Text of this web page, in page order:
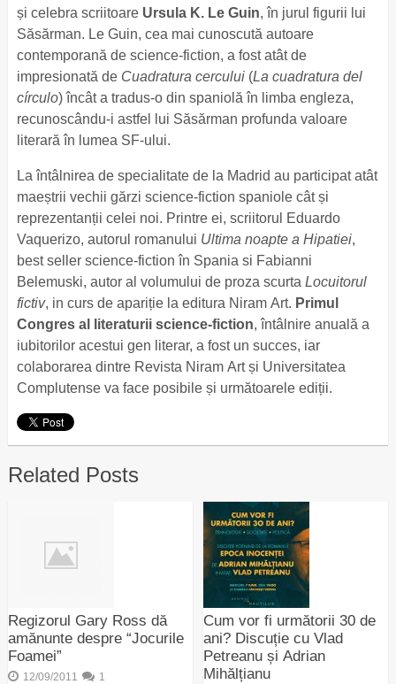
și celebra scriitoare Ursula K. Le Guin, în jurul figurii lui
Săsărman. Le Guin, cea mai cunoscută autoare
contemporană de science-fiction, a fost atât de
impresionată de Cuadratura cercului(La cuadratura del
círculo) încât a tradus-o din spaniolă în limba engleza,
recunoscându-i astfel lui Săsărman profunda valoare
literară în lumea SF-ului.
La întâlnirea de specialitate de la Madrid au participat atât
maeștrii vechii gărzi science-fiction spaniole cât și
reprezentanții celei noi. Printre ei, scriitorul Eduardo
Vaquerizo, autorul romanului Ultima noapte a Hipatiei,
best seller science-fiction în Spania si Fabianni
Belemuski, autor al volumului de proza scurta Locuitorul
fictiv, in curs de apariție la editura Niram Art. Primul
Congres al literaturii science-fiction, întâlnire anuală a
iubitorilor acestui gen literar, a fost un succes, iar
colaborarea dintre Revista Niram Art și Universitatea
Complutense va face posibile și următoarele ediții.
Related Posts
Regizorul Gary Ross dă
amănunte despre “Jocurile
Foamei”
12/09/2011 1
Cum vor fi următorii 30 de
ani? Discuție cu Vlad
Petreanu și Adrian
Mihălțianu